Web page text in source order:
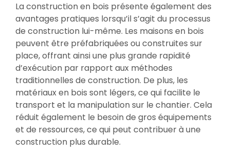
La construction en bois présente également des
avantages pratiques lorsqu’il s’agit du processus
de construction lui-même. Les maisons en bois
peuvent être préfabriquées ou construites sur
place, offrant ainsi une plus grande rapidité
d’exécution par rapport aux méthodes
traditionnelles de construction. De plus, les
matériaux en bois sont légers, ce qui facilite le
transport et la manipulation sur le chantier. Cela
réduit également le besoin de gros équipements
et de ressources, ce qui peut contribuer à une
construction plus durable.